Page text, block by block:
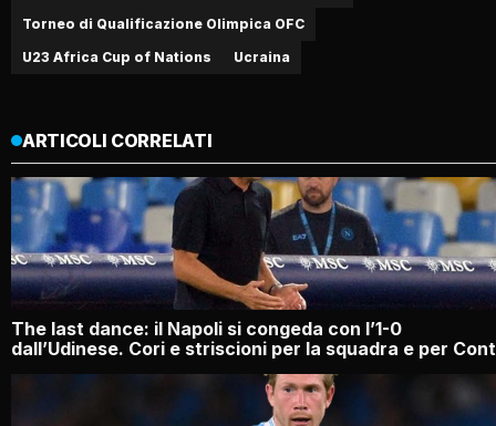
Torneo di Qualificazione Olimpica OFC
U23 Africa Cup of Nations
Ucraina
ARTICOLI CORRELATI
The last dance: il Napoli si congeda con l’1-0
dall’Udinese. Cori e striscioni per la squadra e per